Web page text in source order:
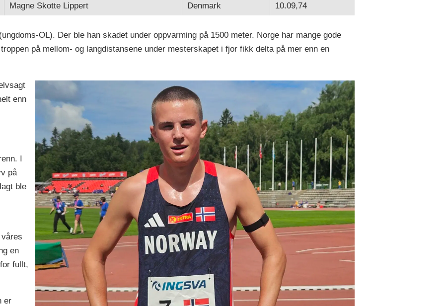
Magne Skotte Lippert Denmark 10.09,74
OL). Der ble han skadet under oppvarming på 1500 meter. Norge har mange gode
på mellom- og langdistansene under mesterskapet i fjor fikk delta på mer enn en
enn
I
på
ble
en
fullt,
er